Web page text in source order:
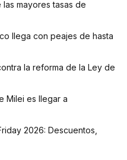
mayores tasas de
llega con peajes de hasta
la reforma de la Ley de
Milei es llegar a
2026: Descuentos,